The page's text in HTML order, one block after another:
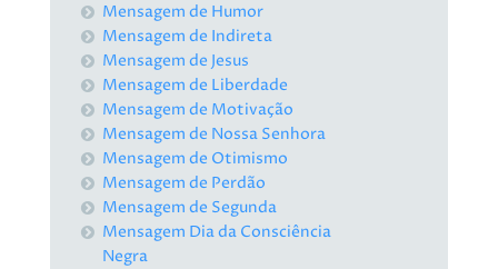
Mensagem de Humor
Mensagem de Indireta
Mensagem de Jesus
Mensagem de Liberdade
Mensagem de Motivação
Mensagem de Nossa Senhora
Mensagem de Otimismo
Mensagem de Perdão
Mensagem de Segunda
Mensagem Dia da Consciência
Negra